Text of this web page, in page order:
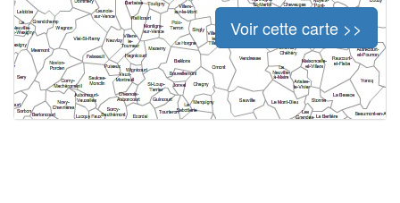
Voir cette carte >>